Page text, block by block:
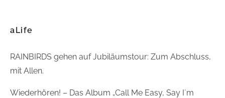
aLife
RAINBIRDS gehen auf Jubiläumstour: Zum Abschluss,
mit Allen.
Wiederhören! – Das Album „Call Me Easy, Say I´m